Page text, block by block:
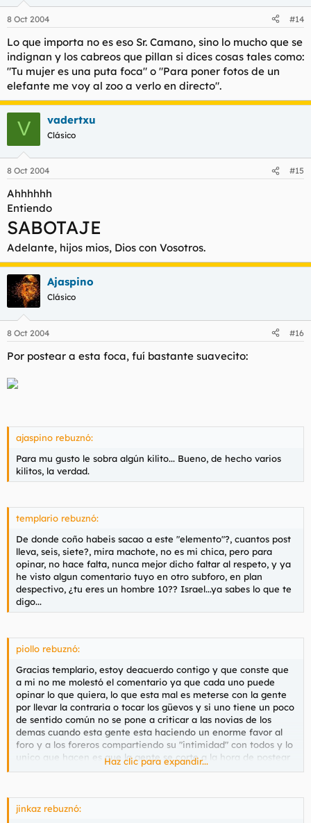
8 Oct 2004 #14
Lo que importa no es eso Sr. Camano, sino lo mucho que se
indignan y los cabreos que pillan si dices cosas tales como:
"Tu mujer es una puta foca" o "Para poner fotos de un
elefante me voy al zoo a verlo en directo".
V vadertxu
Clásico
8 Oct 2004 #15
Ahhhhhh
Entiendo
SABOTAJE
Adelante, hijos mios, Dios con Vosotros.
Ajaspino
Clásico
8 Oct 2004 #16
Por postear a esta foca, fuí bastante suavecito:
ajaspino rebuznó:
Para mu gusto le sobra algún kilito... Bueno, de hecho varios
kilitos, la verdad.
templario rebuznó:
De donde coño habeis sacao a este "elemento"?, cuantos post
lleva, seis, siete?, mira machote, no es mi chica, pero para
opinar, no hace falta, nunca mejor dicho faltar al respeto, y ya
he visto algun comentario tuyo en otro subforo, en plan
despectivo, ¿tu eres un hombre 10?? Israel...ya sabes lo que te
digo...
piollo rebuznó:
Gracias templario, estoy deacuerdo contigo y que conste que
a mi no me molestó el comentario ya que cada uno puede
opinar lo que quiera, lo que esta mal es meterse con la gente
por llevar la contraria o tocar los güevos y si uno tiene un poco
de sentido común no se pone a criticar a las novias de los
demas cuando esta gente esta haciendo un enorme favor al
foro y a los foreros compartiendo su "intimidad" con todos y lo
unico que hacen es que la gente se corte a la hora de postear
y yo estoy orgulloso de la gente que postea a su novia, sea
Haz clic para expandir...
jinkaz rebuznó: